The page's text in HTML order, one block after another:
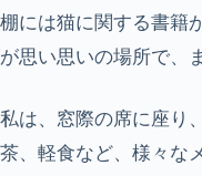
棚には猫に関する書籍
が思い思いの場所で、
私は、窓際の席に座り
茶、軽食など、様々な